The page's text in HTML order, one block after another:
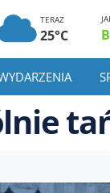
TERAZ
25°C